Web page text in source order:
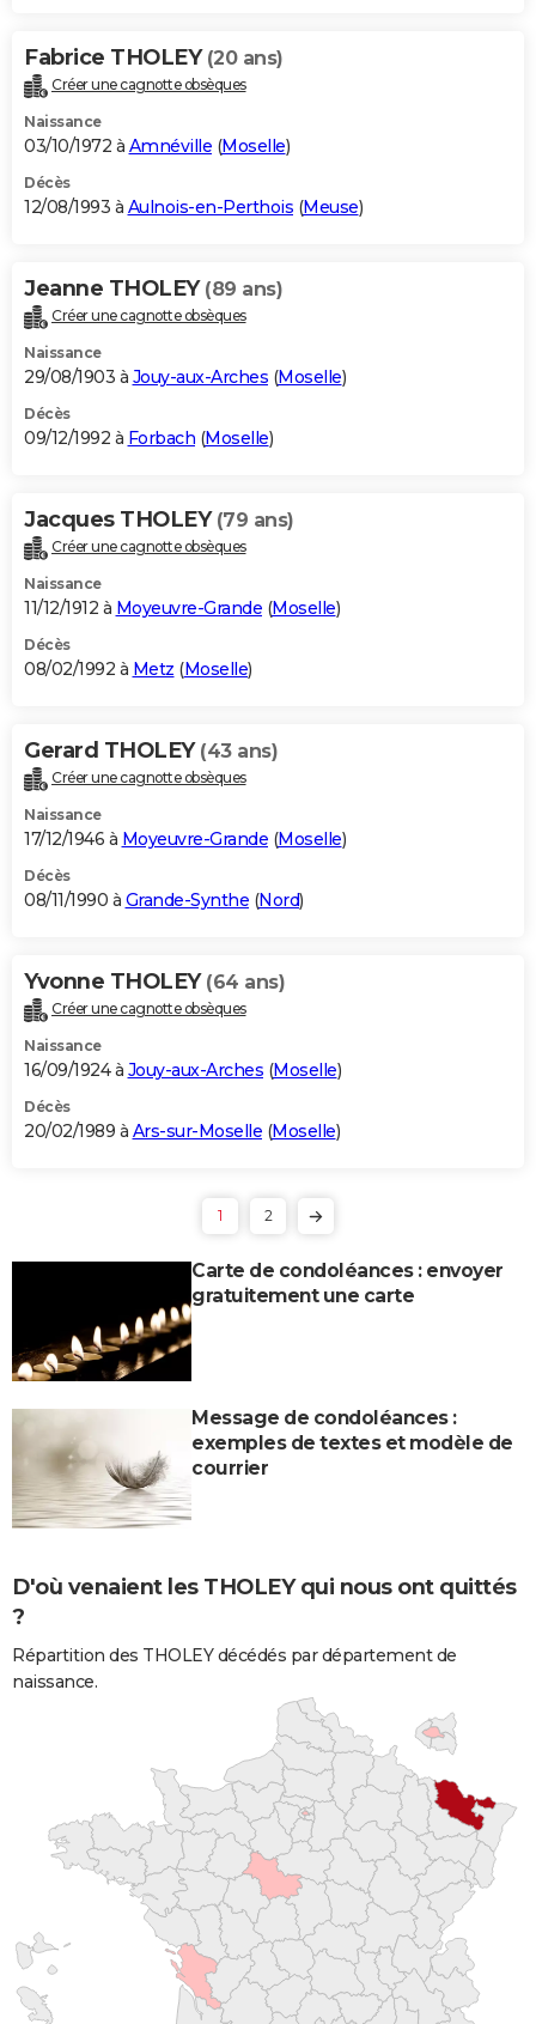
Fabrice THOLEY (20 ans)
Créer une cagnotte obsèques
Naissance
03/10/1972 à Amnéville (Moselle)
Décès
12/08/1993 à Aulnois-en-Perthois (Meuse)
Jeanne THOLEY (89 ans)
Créer une cagnotte obsèques
Naissance
29/08/1903 à Jouy-aux-Arches (Moselle)
Décès
09/12/1992 à Forbach (Moselle)
Jacques THOLEY (79 ans)
Créer une cagnotte obsèques
Naissance
11/12/1912 à Moyeuvre-Grande (Moselle)
Décès
08/02/1992 à Metz (Moselle)
Gerard THOLEY (43 ans)
Créer une cagnotte obsèques
Naissance
17/12/1946 à Moyeuvre-Grande (Moselle)
Décès
08/11/1990 à Grande-Synthe (Nord)
Yvonne THOLEY (64 ans)
Créer une cagnotte obsèques
Naissance
16/09/1924 à Jouy-aux-Arches (Moselle)
Décès
20/02/1989 à Ars-sur-Moselle (Moselle)
1 2
Carte de condoléances : envoyer
gratuitement une carte
Message de condoléances :
exemples de textes et modèle de
courrier
D'où venaient les THOLEY qui nous ont quittés
?
Répartition des THOLEY décédés par département de
naissance.